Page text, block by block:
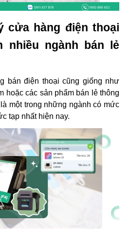
cửa hàng điện thoại
nhiều ngành bán lẻ
bán điện thoại cũng giống như
hoặc các sản phẩm bán lẻ thông
một trong những ngành có mức
tạp nhất hiện nay.